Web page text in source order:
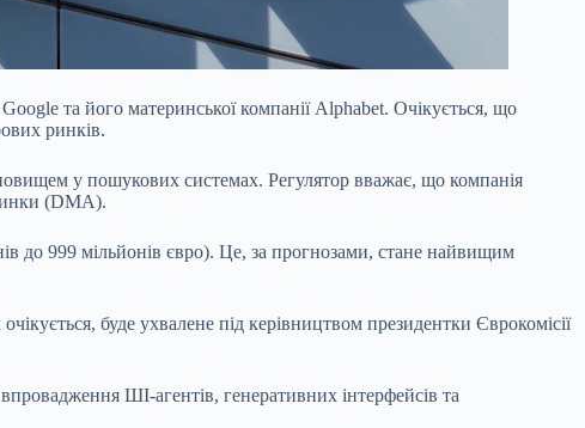
та його материнської компанії Alphabet. Очікується, що
ринків.
у пошукових системах. Регулятор вважає, що компанія
(DMA).
до 999 мільйонів євро). Це, за прогнозами, стане найвищим
буде ухвалене під керівництвом президентки Єврокомісії
ШІ-агентів, генеративних інтерфейсів та